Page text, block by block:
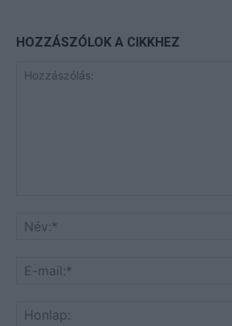
HOZZÁSZÓLOK A CIKKHEZ